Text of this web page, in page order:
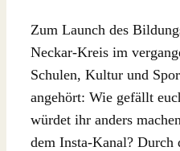
Zum Launch des
Neckar-Kreis im
Schulen, Kultur und
angehört: Wie gefällt
würdet ihr anders
dem Insta-Kanal? Durch